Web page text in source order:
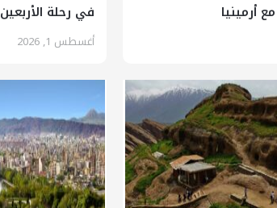
أرمينيا
في رحلة الأربعين
أغسطس 1, 2026